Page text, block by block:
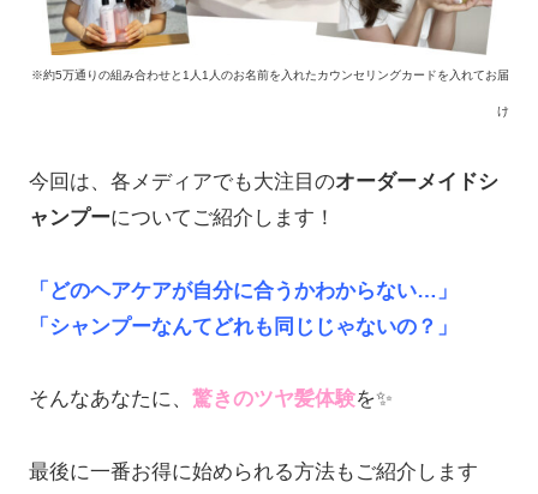
※約5万通りの組み合わせと1人1人のお名前を入れたカウンセリングカードを入れてお届
け
今回は、各メディアでも大注目のオーダーメイドシ
ャンプーについてご紹介し ます！
「どのヘアケアが自分に合うかわからない…」
「シャンプーなんてどれも同じじゃないの？」
そんなあなたに、 驚きのツヤ髪体験を✨
最後に一番お得に始められる方法もご紹介します